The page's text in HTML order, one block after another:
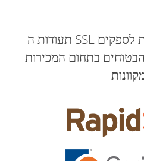
תעודות ה SSL שאנו מספקים שייכות לספקים
בתחום המכירות